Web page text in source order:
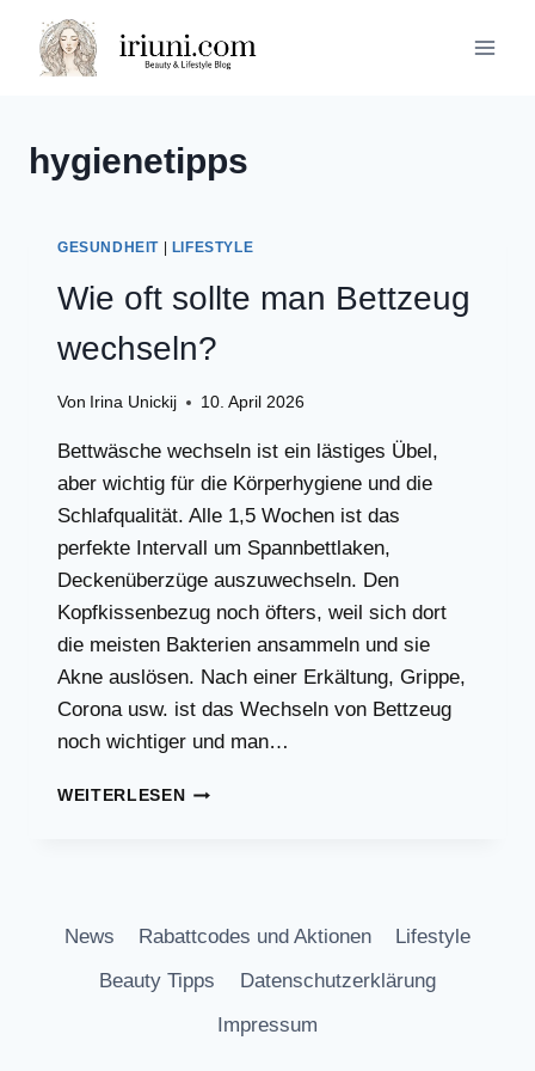
Inhalt
springen
hygienetipps
GESUNDHEIT| LIFESTYLE
Wie oft sollte man Bettzeug
wechseln?
Von Irina Unickij 10. April 2026
Bettwäsche wechseln ist ein lästiges Übel,
aber wichtig für die Körperhygiene und die
Schlafqualität. Alle 1,5 Wochen ist das
perfekte Intervall um Spannbettlaken,
Deckenüberzüge auszuwechseln. Den
Kopfkissenbezug noch öfters, weil sich dort
die meisten Bakterien ansammeln und sie
Akne auslösen. Nach einer Erkältung, Grippe,
Corona usw. ist das Wechseln von Bettzeug
noch wichtiger und man…
WEITERLESENWIE
News Rabattcodes und Aktionen
Lifestyle
Beauty Tipps
Datenschutzerklärung
Impressum